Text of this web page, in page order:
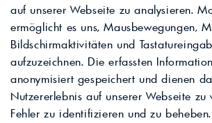
auf unserer Webseite zu analysieren.
ermöglicht es uns, Mausbewegungen,
Bildschirmaktivitäten und
aufzuzeichnen. Die erfassten
anonymisiert gespeichert und dienen
Nutzererlebnis auf unserer Webseite zu
Fehler zu identifizieren und zu